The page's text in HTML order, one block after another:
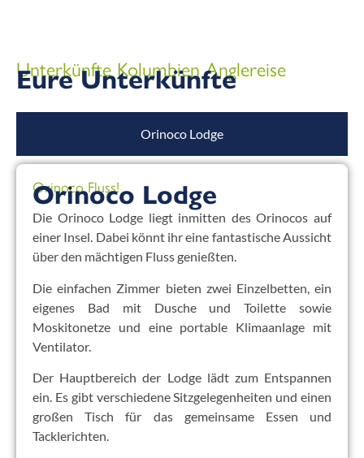
Unterkünfte Kolumbien Anglereise
Eure Unterkünfte
Orinoco Lodge
Orinoco Fluss!
Orinoco Lodge
Die Orinoco Lodge liegt inmitten des Orinocos auf
einer Insel. Dabei könnt ihr eine fantastische Aussicht
über den mächtigen Fluss genießten.
Die einfachen Zimmer bieten zwei Einzelbetten, ein
eigenes Bad mit Dusche und Toilette sowie
Moskitonetze und eine portable Klimaanlage mit
Ventilator.
Der Hauptbereich der Lodge lädt zum Entspannen
ein. Es gibt verschiedene Sitzgelegenheiten und einen
großen Tisch für das gemeinsame Essen und
Tacklerichten.